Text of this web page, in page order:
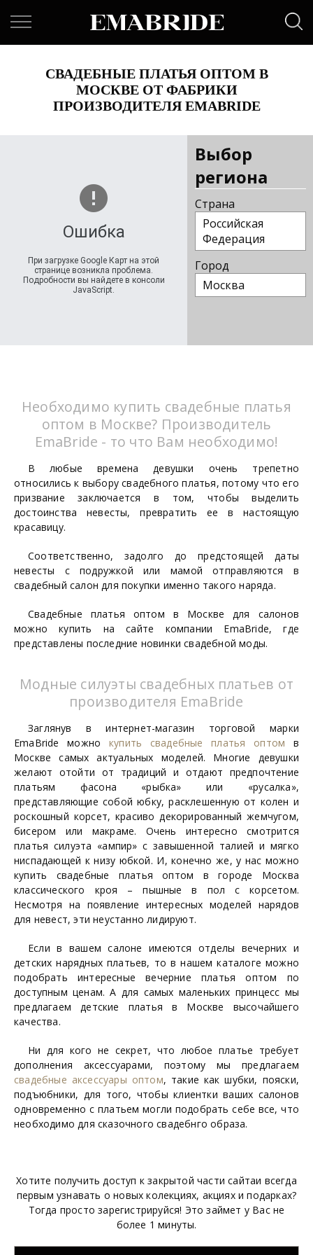
СВАДЕБНЫЕ ПЛАТЬЯ ОПТОМ В
МОСКВЕ ОТ ФАБРИКИ
ПРОИЗВОДИТЕЛЯ EMABRIDE
Ошибка
При загрузке Google Карт на этой
странице возникла проблема.
Подробности вы найдете в консоли
JavaScript.
Выбор
региона
Страна
Российская
Федерация
Город
Москва
Необходимо купить свадебные платья
оптом в Москве? Производитель
EmaBride - то что Вам необходимо!
В любые времена девушки очень трепетно
относились к выбору свадебного платья, потому что его
призвание заключается в том, чтобы выделить
достоинства невесты, превратить ее в настоящую
красавицу.
Соответственно, задолго до предстоящей даты
невесты с подружкой или мамой отправляются в
свадебный салон для покупки именно такого наряда.
Свадебные платья оптом в Москве для салонов
можно купить на сайте компании EmaBride, где
представлены последние новинки свадебной моды.
Модные силуэты свадебных платьев от
производителя EmaBride
Заглянув в интернет-магазин торговой марки
EmaBride можно купить свадебные платья оптом в
Москве самых актуальных моделей. Многие девушки
желают отойти от традиций и отдают предпочтение
платьям фасона «рыбка» или «русалка»,
представляющие собой юбку, расклешенную от колен и
роскошный корсет, красиво декорированный жемчугом,
бисером или макраме. Очень интересно смотрится
платья силуэта «ампир» с завышенной талией и мягко
ниспадающей к низу юбкой. И, конечно же, у нас можно
купить свадебные платья оптом в городе Москва
классического кроя – пышные в пол с корсетом.
Несмотря на появление интересных моделей нарядов
для невест, эти неустанно лидируют.
Если в вашем салоне имеются отделы вечерних и
детских нарядных платьев, то в нашем каталоге можно
подобрать интересные вечерние платья оптом по
доступным ценам. А для самых маленьких принцесс мы
предлагаем детские платья в Москве высочайшего
качества.
Ни для кого не секрет, что любое платье требует
дополнения аксессуарами, поэтому мы предлагаем
свадебные аксессуары оптом, такие как шубки, пояски,
подъюбники, для того, чтобы клиентки ваших салонов
одновременно с платьем могли подобрать себе все, что
необходимо для сказочного свадебнго образа.
Хотите получить доступ к закрытой части сайтаи всегда
первым узнавать о новых колекциях, акциях и подарках?
Тогда просто зарегистрируйся! Это займет у Вас не
более 1 минуты.